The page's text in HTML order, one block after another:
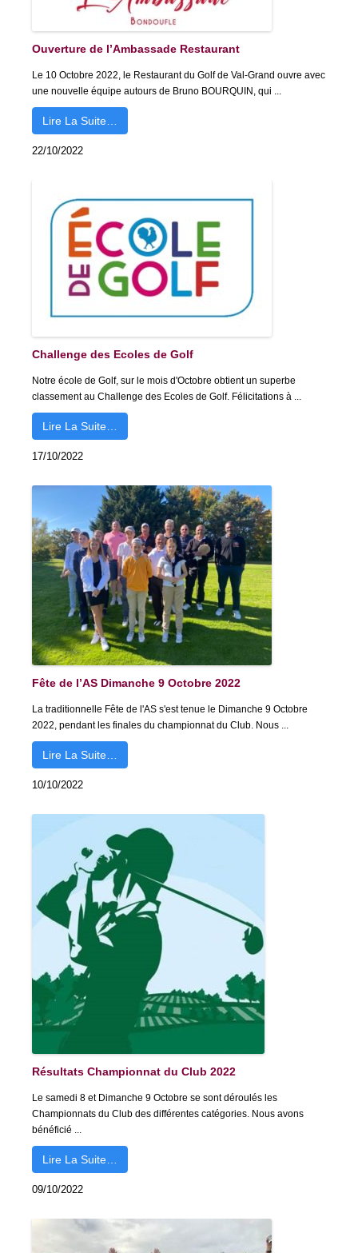
Ouverture de l’Ambassade Restaurant
Le 10 Octobre 2022, le Restaurant du Golf de Val-Grand ouvre avec
une nouvelle équipe autours de Bruno BOURQUIN, qui ...
Lire La Suite…
22/10/2022
Challenge des Ecoles de Golf
Notre école de Golf, sur le mois d'Octobre obtient un superbe
classement au Challenge des Ecoles de Golf. Félicitations à ...
Lire La Suite…
17/10/2022
Fête de l’AS Dimanche 9 Octobre 2022
La traditionnelle Fête de l'AS s'est tenue le Dimanche 9 Octobre
2022, pendant les finales du championnat du Club. Nous ...
Lire La Suite…
10/10/2022
Résultats Championnat du Club 2022
Le samedi 8 et Dimanche 9 Octobre se sont déroulés les
Championnats du Club des différentes catégories. Nous avons
bénéficié ...
Lire La Suite…
09/10/2022